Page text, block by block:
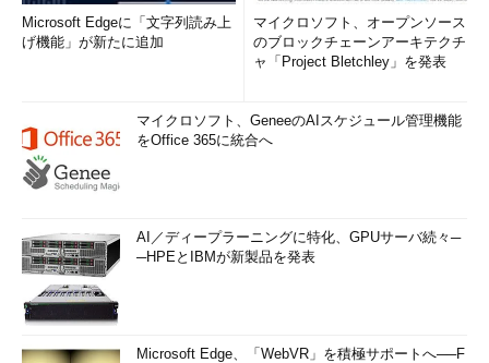
Microsoft Edgeに「文字列読み上
げ機能」が新たに追加
マイクロソフト、オープンソース
のブロックチェーンアーキテクチ
ャ「Project Bletchley」を発表
マイクロソフト、GeneeのAIスケジュール管理機能
をOffice 365に統合へ
AI／ディープラーニングに特化、GPUサーバ続々─
─HPEとIBMが新製品を発表
Microsoft Edge、「WebVR」を積極サポートへ──F